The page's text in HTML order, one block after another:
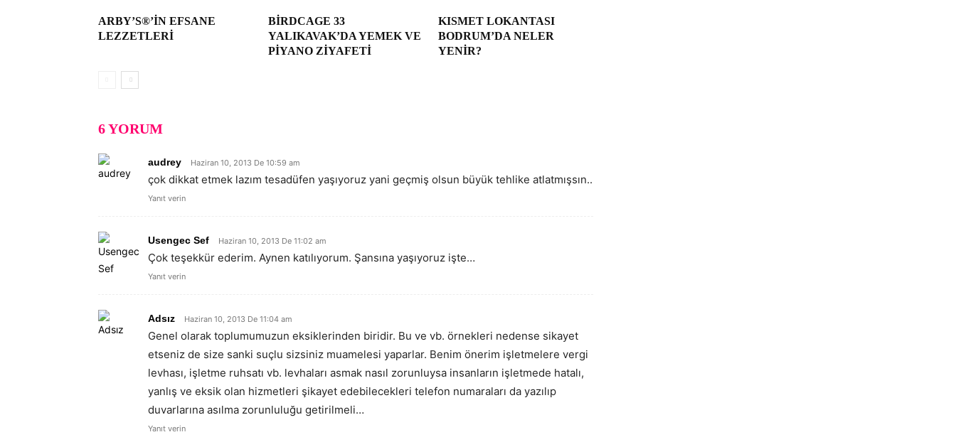
ARBY’S®’IN EFSANE
LEZZETLERI
BIRDCAGE 33
YALIKAVAK’DA YEMEK VE
PIYANO ZIYAFETI
KISMET LOKANTASI
BODRUM’DA NELER
YENIR?
6 YORUM
audrey Haziran 10, 2013 De 10:59 am
çok dikkat etmek lazım tesadüfen yaşıyoruz yani geçmiş olsun büyük tehlike atlatmışsın..
Yanıt verin
Usengec Sef Haziran 10, 2013 De 11:02 am
Çok teşekkür ederim. Aynen katılıyorum. Şansına yaşıyoruz işte…
Yanıt verin
Adsız Haziran 10, 2013 De 11:04 am
Genel olarak toplumumuzun eksiklerinden biridir. Bu ve vb. örnekleri nedense sikayet
etseniz de size sanki suçlu sizsiniz muamelesi yaparlar. Benim önerim işletmelere vergi
levhası, işletme ruhsatı vb. levhaları asmak nasıl zorunluysa insanların işletmede hatalı,
yanlış ve eksik olan hizmetleri şikayet edebilecekleri telefon numaraları da yazılıp
duvarlarına asılma zorunluluğu getirilmeli…
Yanıt verin